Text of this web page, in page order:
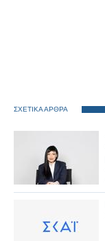
ΣΧΕΤΙΚΑ ΑΡΘΡΑ